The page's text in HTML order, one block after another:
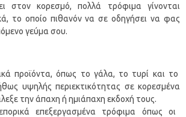
στον κορεσμό, πολλά τρόφιμα γίνονται
το οποίο πιθανόν να σε οδηγήσει να φας
γεύμα σου.
προϊόντα, όπως το γάλα, το τυρί και το
υψηλής περιεκτικότητας σε κορεσμένα
την άπαχη ή ημιάπαχη εκδοχή τους.
επεξεργασμένα τρόφιμα όπως οι